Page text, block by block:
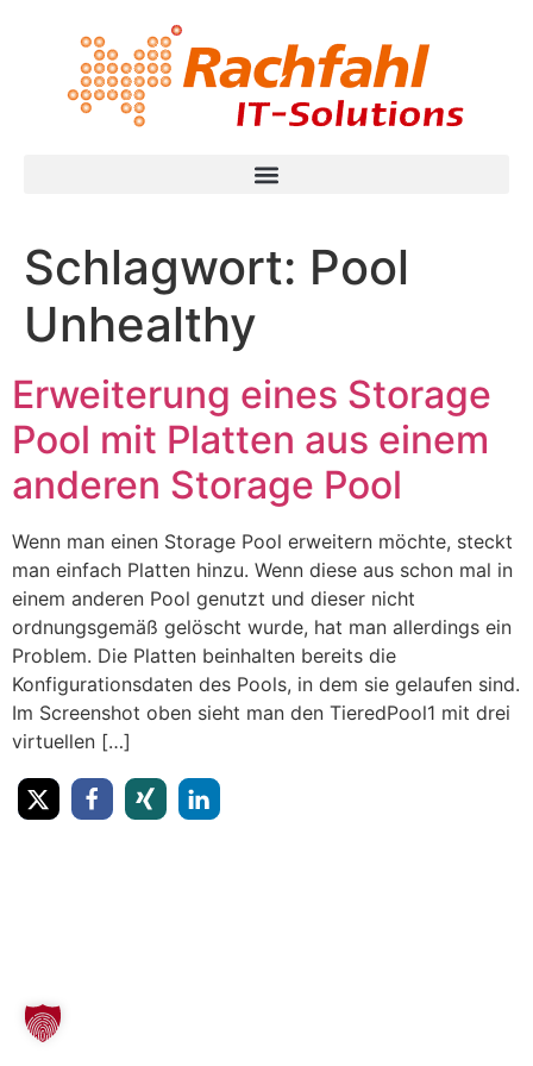
Schlagwort: Pool
Unhealthy
Erweiterung eines Storage
Pool mit Platten aus einem
anderen Storage Pool
Wenn man einen Storage Pool erweitern möchte, steckt
man einfach Platten hinzu. Wenn diese aus schon mal in
einem anderen Pool genutzt und dieser nicht
ordnungsgemäß gelöscht wurde, hat man allerdings ein
Problem. Die Platten beinhalten bereits die
Konfigurationsdaten des Pools, in dem sie gelaufen sind.
Im Screenshot oben sieht man den TieredPool1 mit drei
virtuellen […]